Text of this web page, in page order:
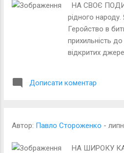
НА СВОЄ
рідного народу.
Геройство в
прихильність
відкритих
Дописати коментар
Автор: Павло Стороженко -
НА ШИРОКУ